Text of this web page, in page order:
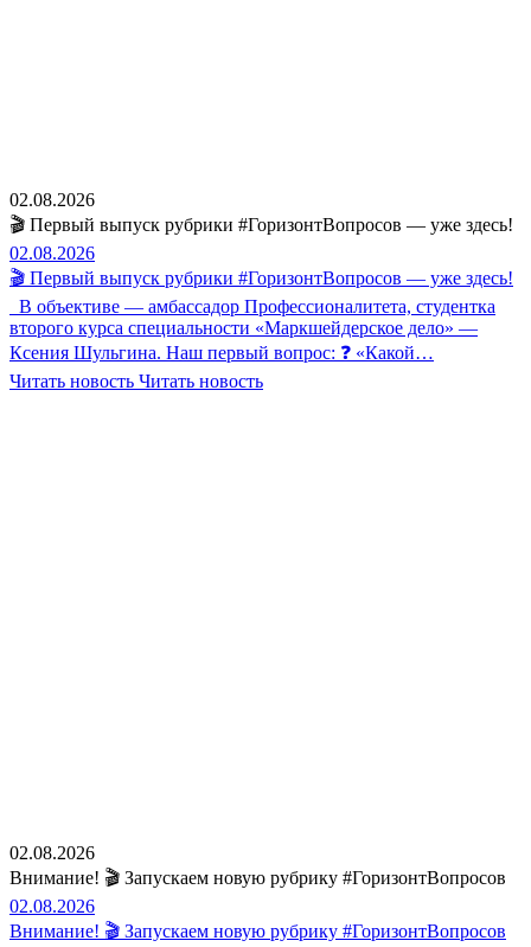
02.08.2026
🎬 Первый выпуск рубрики #ГоризонтВопросов — уже здесь!
02.08.2026
🎬 Первый выпуск рубрики #ГоризонтВопросов — уже здесь!
В объективе — амбассадор Профессионалитета, студентка
второго курса специальности «Маркшейдерское дело» —
Ксения Шульгина. Наш первый вопрос: ❓ «Какой…
Читать новость Читать новость
02.08.2026
Внимание! 🎬 Запускаем новую рубрику #ГоризонтВопросов
02.08.2026
Внимание! 🎬 Запускаем новую рубрику #ГоризонтВопросов